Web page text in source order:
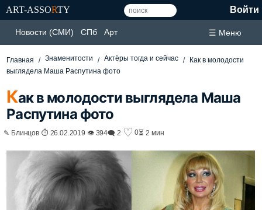
ART-ASSORTY Войти
Новости (СМИ) СПб Арт ☰ Меню
Главная Знаменитости Актёры тогда и сейчас
Как в молодости
выглядела Маша Распутина фото
Как в молодости выглядела Маша
Распутина фото
✎ Блинцов ⏱ 26.02.2019 👁 394🗨 2 ♡ 0⏳ 2 мин